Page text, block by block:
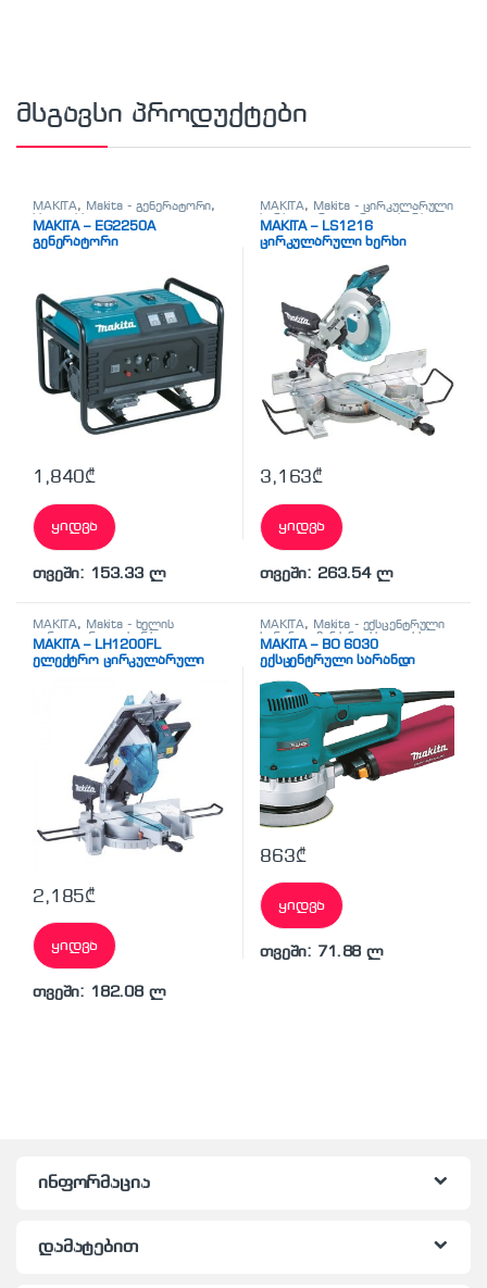
მსგავსი პროდუქტები
MAKITA, Makita - გენერატორი,
სხვადასხვა
MAKITA – EG2250A
გენერატორი
1,840₾
ყიდვა
თვეში: 153.33 ლ
MAKITA, Makita - ცირკულარული
ხერხი,ცირკულარული ხერხი
MAKITA – LS1216
ცირკულარული ხერხი
3,163₾
ყიდვა
თვეში: 263.54 ლ
MAKITA, Makita - ხელის
ცირკულარული ხერხი
სხვადასხვა
MAKITA – LH1200FL
ელექტრო ცირკულარული
2,185₾
ყიდვა
თვეში: 182.08 ლ
MAKITA, Makita - ექსცენტრული
სარანდი მანქანა,სხვადასხვა
MAKITA – BO 6030
ექსცენტრული სარანდი
863₾
ყიდვა
თვეში: 71.88 ლ
ინფორმაცია
დამატებით